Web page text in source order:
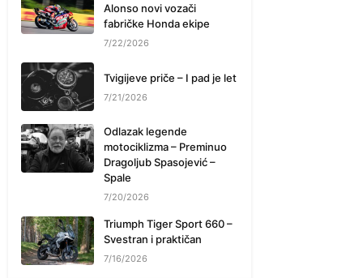
Alonso novi vozači
fabričke Honda ekipe
7/22/2026
Tvigijeve priče – I pad je let
7/21/2026
Odlazak legende
motociklizma – Preminuo
Dragoljub Spasojević –
Spale
7/20/2026
Triumph Tiger Sport 660 –
Svestran i praktičan
7/16/2026